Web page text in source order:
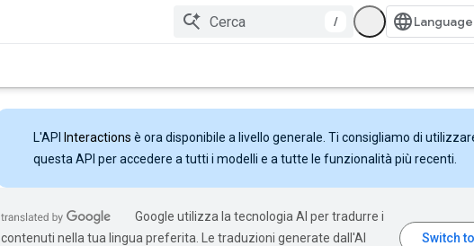
/
L'API Interactions è ora disponibile a livello generale. Ti consigliamo di
questa API per accedere a tutti i modelli e a tutte le funzionalità più recenti.
Google utilizza la tecnologia AI per tradurre i
contenuti nella tua lingua preferita. Le traduzioni generate dall'AI